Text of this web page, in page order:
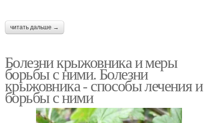
читать дальше →
Болезни крыжовника и меры
борьбы с ними. Болезни
крыжовника - способы лечения и
борьбы с ними